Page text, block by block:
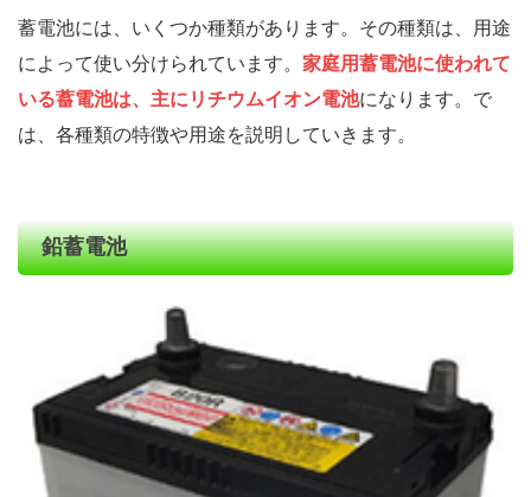
蓄電池には、いくつか種類があります。その種類は、用途
によって使い分けられています。 家庭用蓄電池に使われて
いる蓄電池は、主にリチウムイオン電池になります。で
は、各種類の特徴や用途を説明していきます。
鉛蓄電池